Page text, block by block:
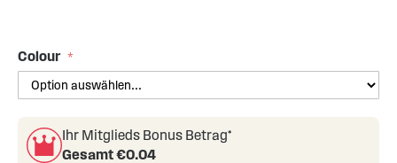
the
beginning
images
gallery
Colour
Ihr Mitglieds Bonus Betrag*
Gesamt €0.04